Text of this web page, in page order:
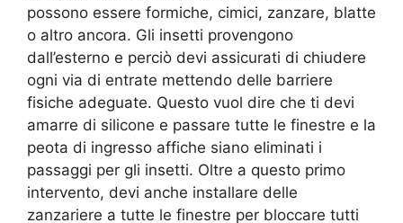
possono essere formiche, cimici, zanzare, blatte
o altro ancora. Gli insetti provengono
dall’esterno e perciò devi assicurati di chiudere
ogni via di entrate mettendo delle barriere
fisiche adeguate. Questo vuol dire che ti devi
amarre di silicone e passare tutte le finestre e la
peota di ingresso affiche siano eliminati i
passaggi per gli insetti. Oltre a questo primo
intervento, devi anche installare delle
zanzariere a tutte le finestre per bloccare tutti